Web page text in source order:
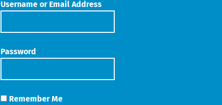
Username or Email Address
Password
Remember Me